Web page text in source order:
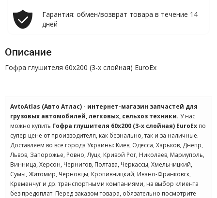
Гарантия: обмен/возврат товара в течение 14
дней
Описание
Гофра глушителя 60x200 (3-х слойная) EuroEx
AvtoAtlas (Авто Атлас) - интернет-магазин запчастей для
грузовых автомобилей, легковых, сельхоз техники. У нас
можно купить Гофра глушителя 60x200 (3-х слойная) EuroEx по
супер цене от производителя, как безнально, так и за наличные.
Доставляем во все города Украины: Киев, Одесса, Харьков, Днепр,
Львов, Запорожье, Ровно, Луцк, Кривой Рог, Николаев, Мариуполь,
Винница, Херсон, Чернигов, Полтава, Черкассы, Хмельницкий,
Сумы, Житомир, Черновцы, Кропивницкий, Ивано-Франковск,
Кременчуг и др. транспортными компаниями, на выбор клиента
без предоплат. Перед заказом товара, обязательно посмотрите